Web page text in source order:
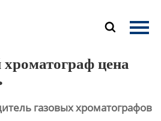

цена
газовых хроматографов